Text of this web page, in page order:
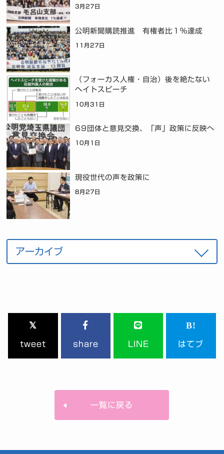
3月27日
公明新聞購読推進 有権者比１％達成
11月27日
（フォーカス人権・自治）後を絶たない
ヘイトスピーチ
10月31日
69団体と意見交換、「声」政策に反映へ
10月1日
現役世代の声を政策に
8月27日
tweet share LINE はてブ
一覧に戻る